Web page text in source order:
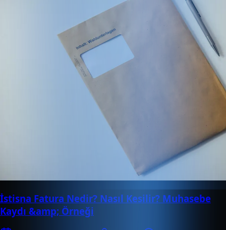
İstisna Fatura Nedir? Nasıl Kesilir? Muhasebe
Kaydı &amp; Örneği